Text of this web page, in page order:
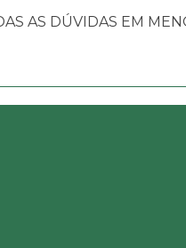
AS DÚVIDAS EM